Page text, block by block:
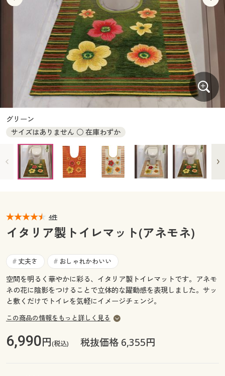
カーテン・ラグ・ファブリック
制服・学生服
ジュニア・ティーンズ下着
大きいサイズ通販すべて
大きいサイズ レディース服
大きいサイズ レディース下着
大きいサイズ メンズ
大きいサイズ 事務・制服
バーゲンセール
シークレットセール
商品カテゴリ一覧
カタログ
カタログ・チラシからのご注文
デジタルカタログ
カタログ無料プレゼント
マイページ
お気に入り
サポート
ジュニア・ティーンズ下着
大きいサイズ レディース服
大きいサイズ レディース下着
大きいサイズ メンズ
大きいサイズ 事務・制服
バーゲンセール
シークレットセール
詳細検索
商品カテゴリ一覧
カタログ
カタログ・チラシからのご注文
デジタルカタログ
カタログ無料プレゼント
会員メニュー
閲覧履歴
サポート
ご利用ガイド
よくある質問とお問い合わせ
グリーン
サイズはありません ○ 在庫わずか
4件
イタリア製トイレマット(アネモネ)
# 丈夫さ # おしゃれかわいい
空間を明るく華やかに彩る、イタリア製トイレマットです。アネモ
ネの花に陰影をつけることで立体的な躍動感を表現しました。サッ
と敷くだけでトイレを気軽にイメージチェンジ。
この商品の情報をもっと詳しく見る
6,990円(税込) 税抜価格 6,355円